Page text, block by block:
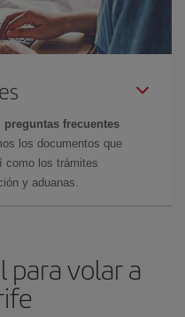
preguntas frecuentes
los documentos que
como los trámites
y aduanas.
volar a